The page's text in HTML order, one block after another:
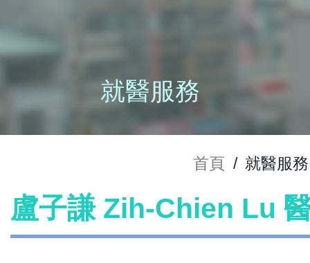
就醫服務
首頁 / 就醫服務
盧子謙 Zih-Chien Lu